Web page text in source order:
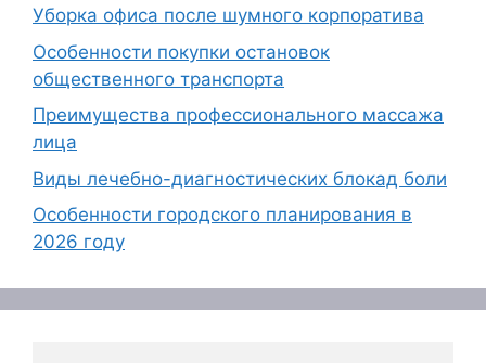
Уборка офиса после шумного корпоратива
Особенности покупки остановок
общественного транспорта
Преимущества профессионального массажа
лица
Виды лечебно-диагностических блокад боли
Особенности городского планирования в
2026 году